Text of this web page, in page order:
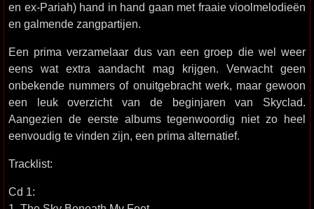
en ex-Pariah) hand in hand gaan met fraaie vioolmelodieën
en galmende zangpartijen.
Een prima verzamelaar dus van een groep die wel weer
eens wat extra aandacht mag krijgen. Verwacht geen
onbekende nummers of onuitgebracht werk, maar gewoon
een leuk overzicht van de beginjaren van Skyclad.
Aangezien de eerste albums tegenwoordig niet zo heel
eenvoudig te vinden zijn, een prima alternatief.
Tracklist:
Cd 1: